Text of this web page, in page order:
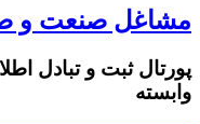
مشاغل صنعت و
پورتال ثبت و تبادل
وابسته